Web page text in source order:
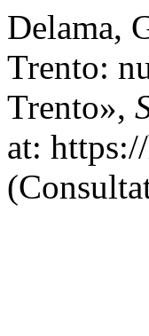
Delama,
Trento:
Trento»,
at: